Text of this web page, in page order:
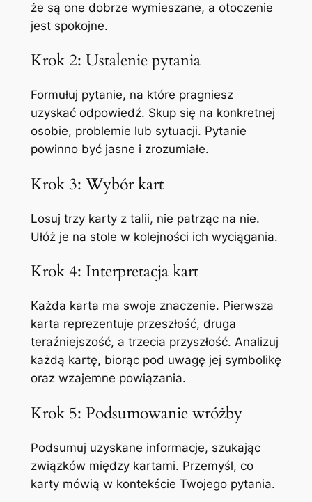
że są one dobrze wymieszane, a otoczenie
jest spokojne.
Krok 2: Ustalenie pytania
Formułuj pytanie, na które pragniesz
uzyskać odpowiedź. Skup się na konkretnej
osobie, problemie lub sytuacji. Pytanie
powinno być jasne i zrozumiałe.
Krok 3: Wybór kart
Losuj trzy karty z talii, nie patrząc na nie.
Ułóż je na stole w kolejności ich wyciągania.
Krok 4: Interpretacja kart
Każda karta ma swoje znaczenie. Pierwsza
karta reprezentuje przeszłość, druga
teraźniejszość, a trzecia przyszłość. Analizuj
każdą kartę, biorąc pod uwagę jej symbolikę
oraz wzajemne powiązania.
Krok 5: Podsumowanie wróżby
Podsumuj uzyskane informacje, szukając
związków między kartami. Przemyśl, co
karty mówią w kontekście Twojego pytania.